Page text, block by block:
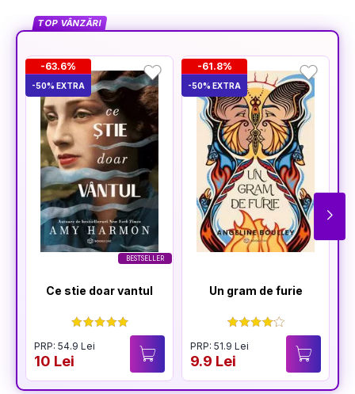
TOP VÂNZĂRI
BESTSELLER
-63.6%
-50% EXTRA
Ce stie doar vantul
PRP: 54.9 Lei
10 Lei
-61.8%
-50% EXTRA
Un gram de furie
PRP: 51.9 Lei
9.9 Lei